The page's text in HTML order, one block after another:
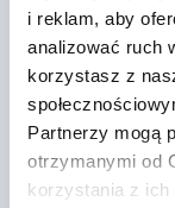
i reklam, aby
analizować ruch
korzystasz z
Partnerzy mogą
otrzymanymi od
korzystania z ich